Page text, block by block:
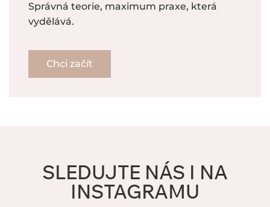
Správná teorie, maximum praxe, která
vydělává.
Chci začít
SLEDUJTE NÁS I NA
INSTAGRAMU